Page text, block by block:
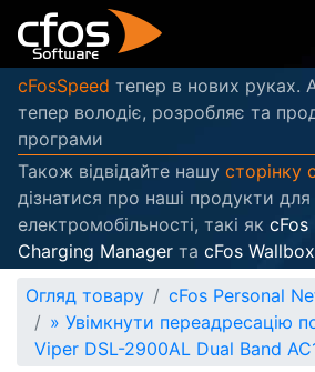
cFosSpeed тепер в нових руках.
тепер володіє, розробляє та
програми
Також відвідайте нашу сторінку
дізнатися про наші продукти для
електромобільності, такі як cFos
Charging Manager та cFos
Огляд товару
cFos Personal
» Увімкнути переадресацію
Viper DSL-2900AL Dual Band